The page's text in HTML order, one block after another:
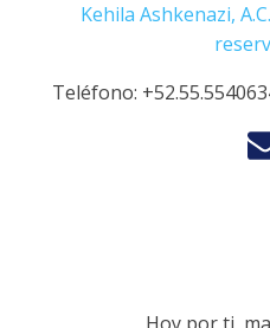
Kehila Ashkenazi,
Teléfono: